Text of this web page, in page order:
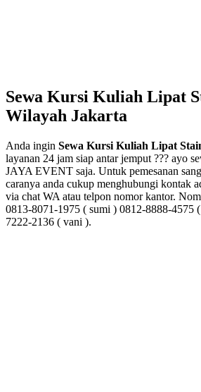
Sewa Kursi Kuliah Lipat
Wilayah Jakarta
Anda ingin Sewa Kursi Kuliah Lipat
layanan 24 jam siap antar jemput ??? ayo
JAYA EVENT saja. Untuk pemesanan
caranya anda cukup menghubungi kontak
via chat WA atau telpon nomor kantor.
0813-8071-1975 ( sumi ) 0812-8888-4575
7222-2136 ( vani ).